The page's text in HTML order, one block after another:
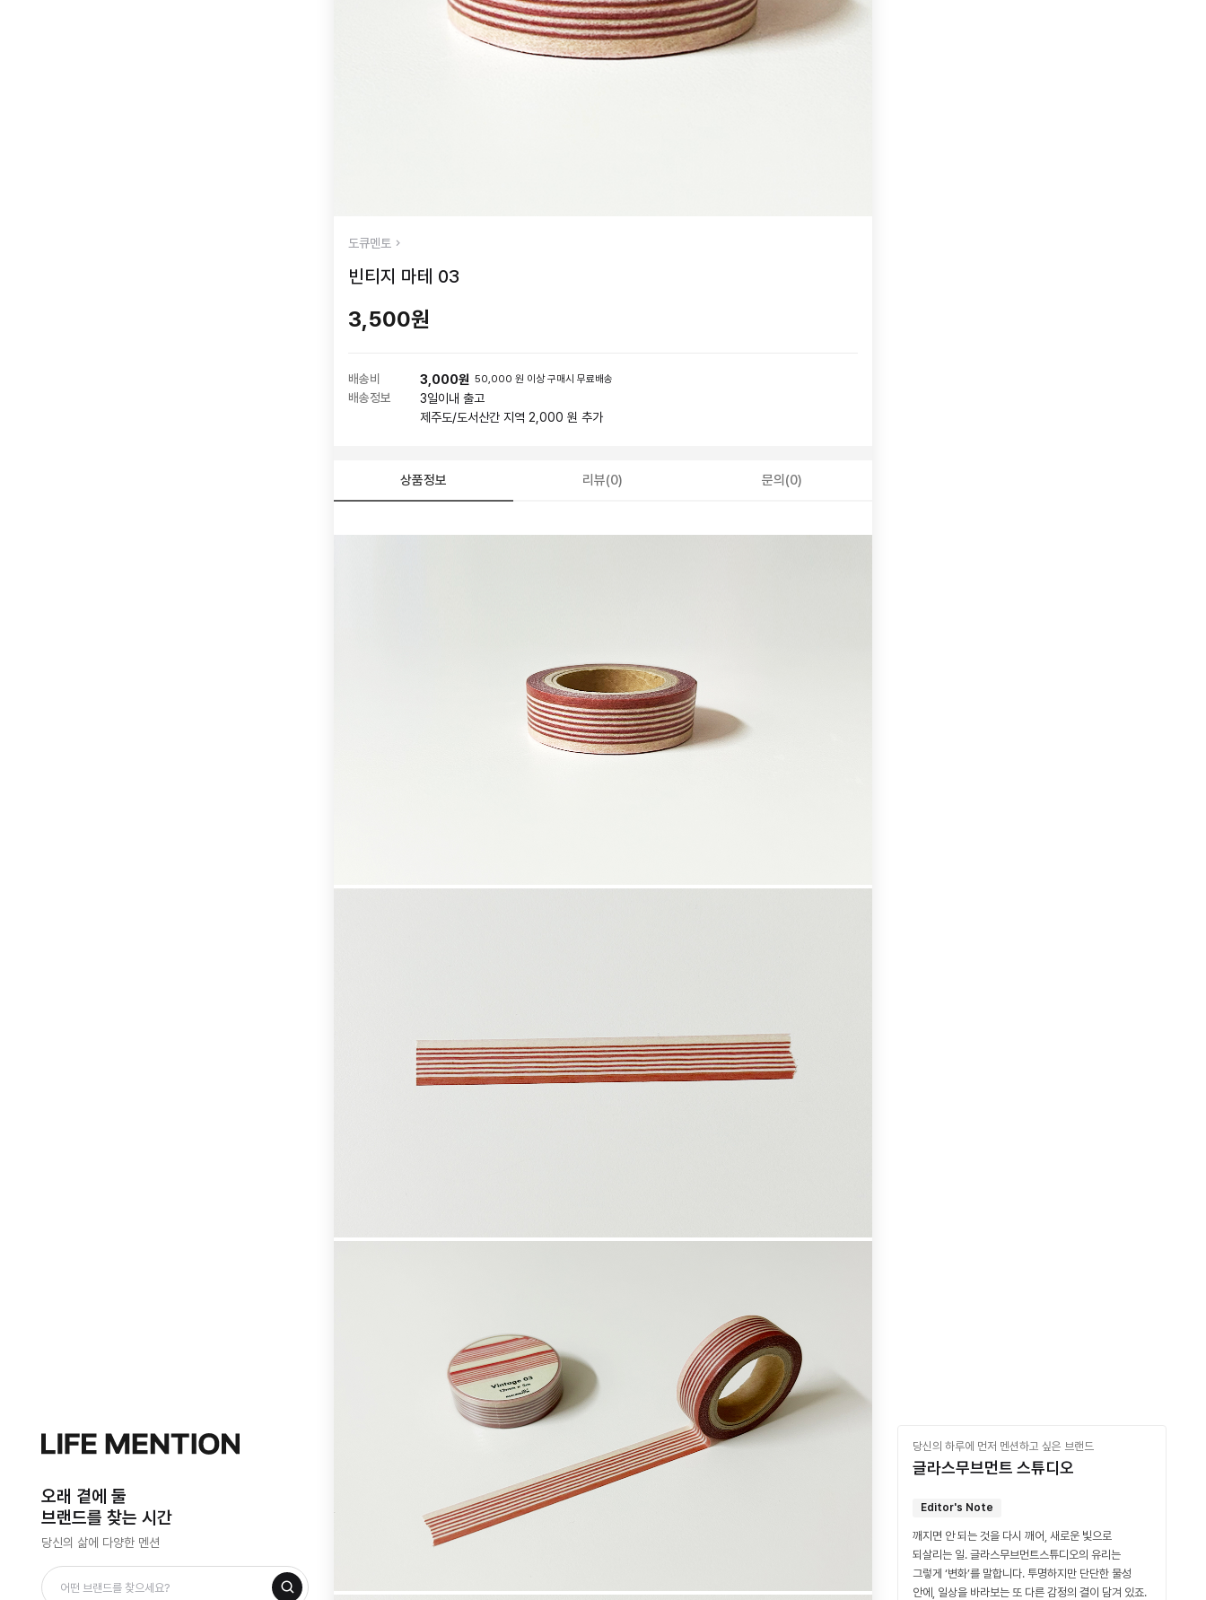
도큐멘토
빈티지 마테 03
3,500원
배송비 3,000원 50,000 원 이상 구매시 무료배송
배송정보 3일이내 출고
제주도/도서산간 지역 2,000 원 추가
상품정보 리뷰(0) 문의(0)
오래 곁에 둘
브랜드를 찾는 시간
당신의 삶에 다양한 멘션
당신의 하루에 먼저 멘션하고 싶은 브랜드
글라스무브먼트 스튜디오
Editor's Note
깨지면 안 되는 것을 다시 깨어, 새로운 빛으로
되살리는 일. 글라스무브먼트스튜디오의 유리는
그렇게 ‘변화’를 말합니다. 투명하지만 단단한 물성
안에, 일상을 바라보는 또 다른 감정의 결이 담겨 있죠.